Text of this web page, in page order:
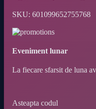
SKU: 601099652755768
Eveniment lunar
La fiecare sfarsit de luna
Asteapta codul